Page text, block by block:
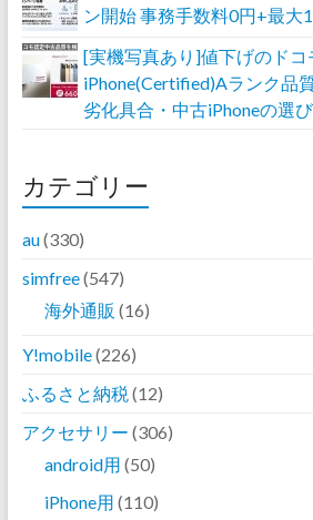
ン開始 事務手数料0円+最大
[実機写真あり]値下げのドコ
iPhone(Certified)Aランク品
劣化具合・中古iPhoneの選
カテゴリー
au(330)
simfree(547)
海外通販 (16)
Y!mobile(226)
ふるさと納税 (12)
アクセサリー (306)
android用 (50)
iPhone用 (110)